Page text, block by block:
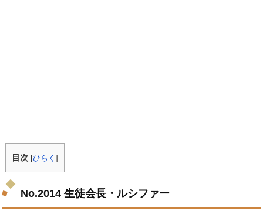
目次 [ひらく]
No.2014 生徒会長・ルシファー